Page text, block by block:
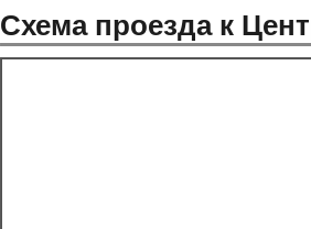
Схема проезда к